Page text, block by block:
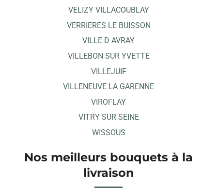
VELIZY VILLACOUBLAY
VERRIERES LE BUISSON
VILLE D AVRAY
VILLEBON SUR YVETTE
VILLEJUIF
VILLENEUVE LA GARENNE
VIROFLAY
VITRY SUR SEINE
WISSOUS
Nos meilleurs bouquets à la
livraison